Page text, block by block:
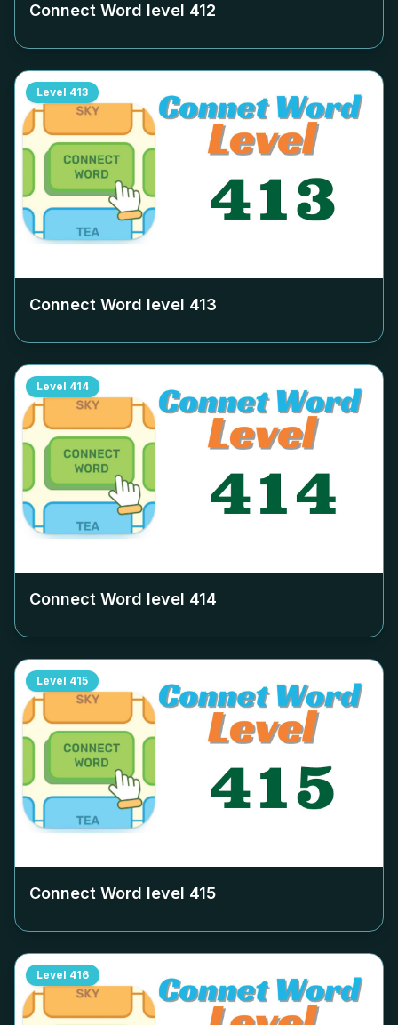
Connect Word level 412
Level 413
Connect Word level 413
Level 414
Connect Word level 414
Level 415
Connect Word level 415
Level 416